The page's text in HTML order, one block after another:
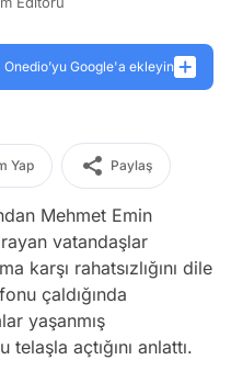
Onedio’yu Google'a ekleyin
Yap Paylaş
Mehmet Emin
vatandaşlar
karşı rahatsızlığını dile
çaldığında
yaşanmış
açtığını anlattı.